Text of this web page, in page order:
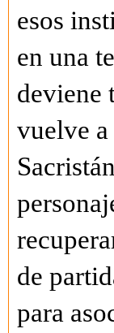
esos
en una
deviene
vuelve a
de
para